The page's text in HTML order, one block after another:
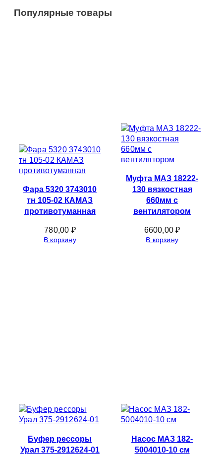
Популярные товары
Фара 5320 3743010
тн 105-02 КАМАЗ
противотуманная
780,00 ₽
В корзину
Муфта МАЗ 18222-
130 вязкостная
660мм с
вентилятором
6600,00₽
В корзину
Буфер рессоры
Урал 375-2912624-01
Насос МАЗ 182-
5004010-10 см